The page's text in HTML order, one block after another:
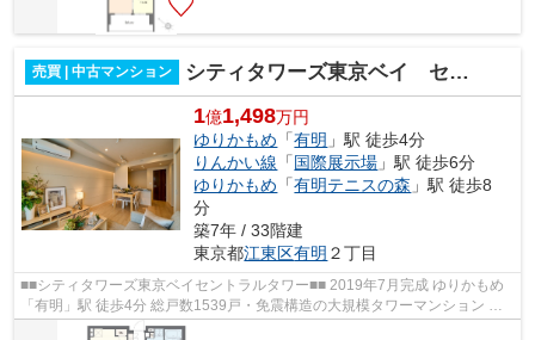
売買 | 中古マンション シティタワーズ東京ベイ セントラルタワー
1億1,498万円
ゆりかもめ 「有明 」駅 徒歩4分
りんかい線 「国際展示場 」駅 徒歩6分
ゆりかもめ 「有明テニスの森 」駅 徒歩8
分
築7年 / 33階建
東京都江東区有明 ２丁目
■■シティタワーズ東京ベイセントラルタワー■■ 2019年7月完成 ゆりかもめ
「有明」駅 徒歩4分 総戸数1539戸・免震構造の大規模タワーマンション ト
リプルセキュリティシステム ホテル...